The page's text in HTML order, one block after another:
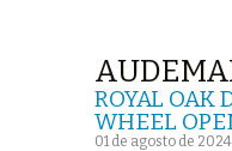
ROYAL OAK
WHEEL
01 de agosto de 2024